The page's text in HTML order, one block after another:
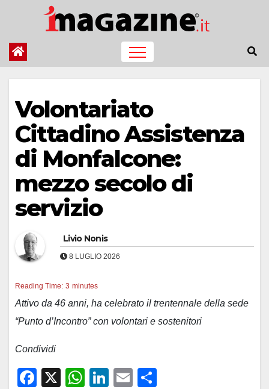
contenuto
Volontariato
Cittadino Assistenza
di Monfalcone:
mezzo secolo di
servizio
Livio Nonis
8 LUGLIO 2026
Reading Time: 3 minutes
Attivo da 46 anni, ha celebrato il trentennale della sede
“Punto d’Incontro” con volontari e sostenitori
Condividi
F
X
W
Li
E